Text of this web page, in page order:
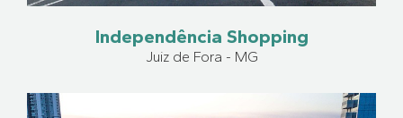
Independência Shopping
Juiz de Fora - MG